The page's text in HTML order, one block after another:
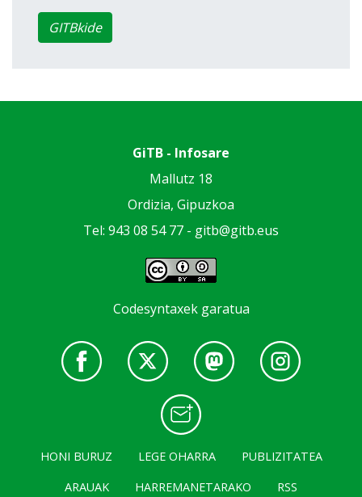
GITBkide
GiTB - Infosare
Mallutz 18
Ordizia, Gipuzkoa
Tel: 943 08 54 77 - gitb@gitb.eus
Codesyntaxek garatua
HONI BURUZ LEGE OHARRA
PUBLIZITATEA
ARAUAK
HARREMANETARAKO RSS